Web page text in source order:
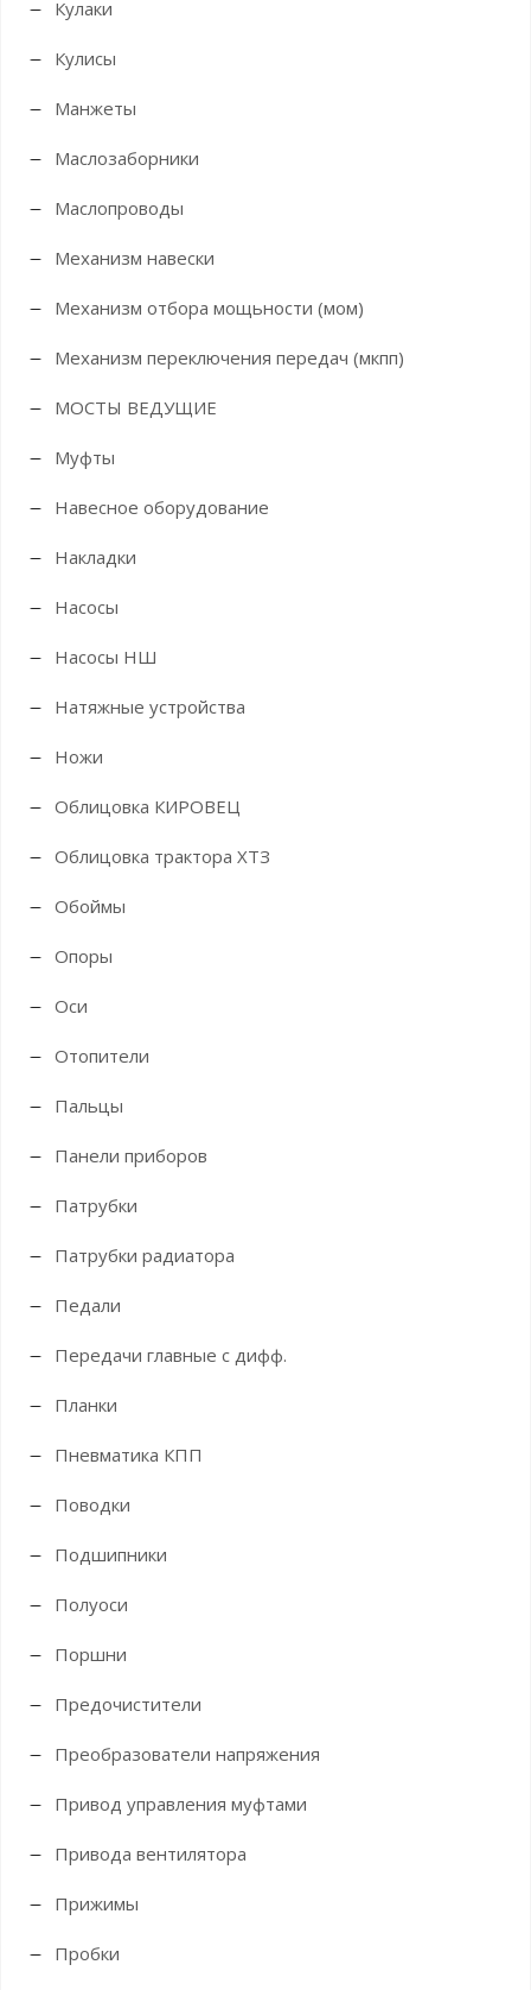
Кулаки
Кулисы
Манжеты
Маслозаборники
Маслопроводы
Механизм навески
Механизм отбора мощьности (мом)
Механизм переключения передач (мкпп)
МОСТЫ ВЕДУЩИЕ
Муфты
Навесное оборудование
Накладки
Насосы
Насосы НШ
Натяжные устройства
Ножи
Облицовка КИРОВЕЦ
Облицовка трактора ХТЗ
Обоймы
Опоры
Оси
Отопители
Пальцы
Панели приборов
Патрубки
Патрубки радиатора
Педали
Передачи главные с дифф.
Планки
Пневматика КПП
Поводки
Подшипники
Полуоси
Поршни
Предочистители
Преобразователи напряжения
Привод управления муфтами
Привода вентилятора
Прижимы
Пробки